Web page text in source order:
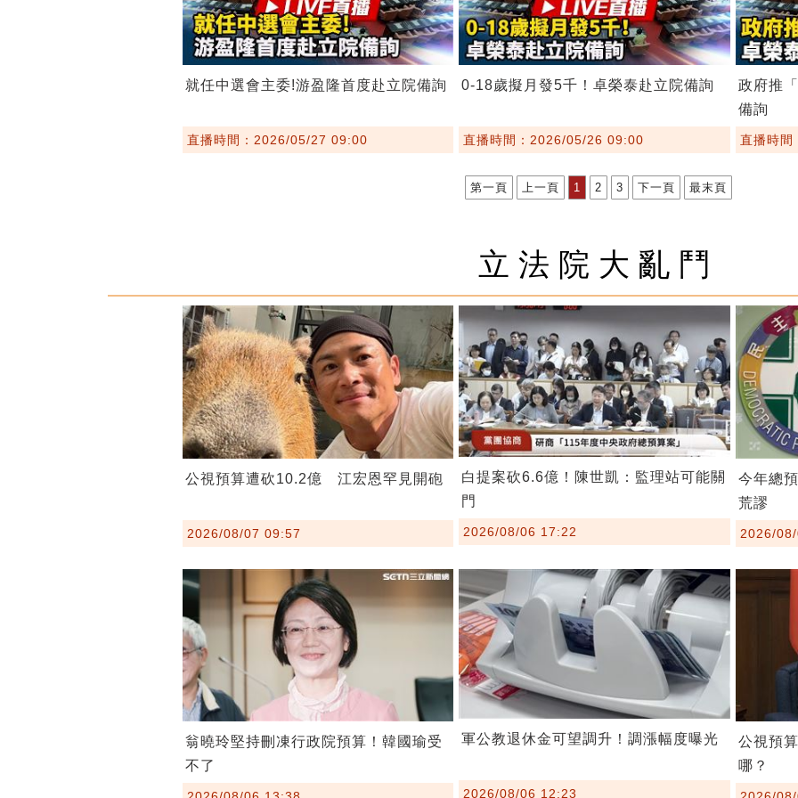
就任中選會主委!游盈隆首度赴立院備詢
直播時間：2026/05/27 09:00
0-18歲擬月發5千！卓榮泰赴立院備詢
直播時間：2026/05/26 09:00
政府推
備詢
直播時
第一頁 上一頁 1 2 3 下一頁 最末頁
立法院大亂鬥
公視預算遭砍10.2億 江宏恩罕見開砲
2026/08/07 09:57
白提案砍6.6億！陳世凱：監理站可能關
門
2026/08/06 17:22
今年總
荒謬
2026/
翁曉玲堅持刪凍行政院預算！韓國瑜受
不了
軍公教退休金可望調升！調漲幅度曝光
2026/08/06 12:23
公視預
哪？